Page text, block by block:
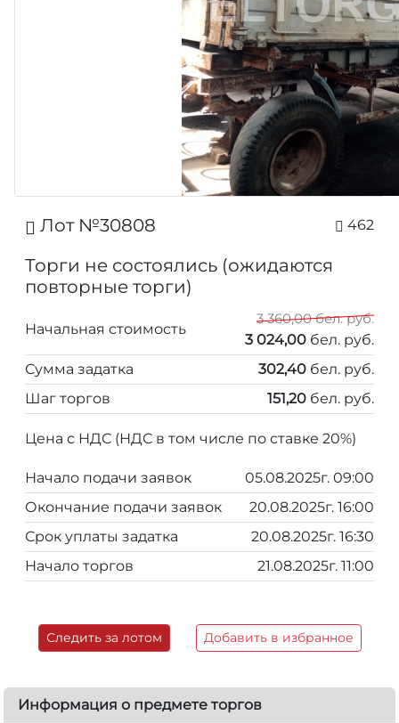
Лот №30808 462
Торги не состоялись (ожидаются
повторные торги)
Начальная стоимость
3 360,00 бел. руб.
3 024,00 бел. руб.
Сумма задатка
302,40 бел. руб.
Шаг торгов
151,20 бел. руб.
Цена с НДС (НДС в том числе по ставке 20%)
Начало подачи заявок
05.08.2025г. 09:00
Окончание подачи заявок
20.08.2025г. 16:00
Срок уплаты задатка
20.08.2025г. 16:30
Начало торгов
21.08.2025г. 11:00
Следить за лотом Добавить в избранное
Информация о предмете торгов